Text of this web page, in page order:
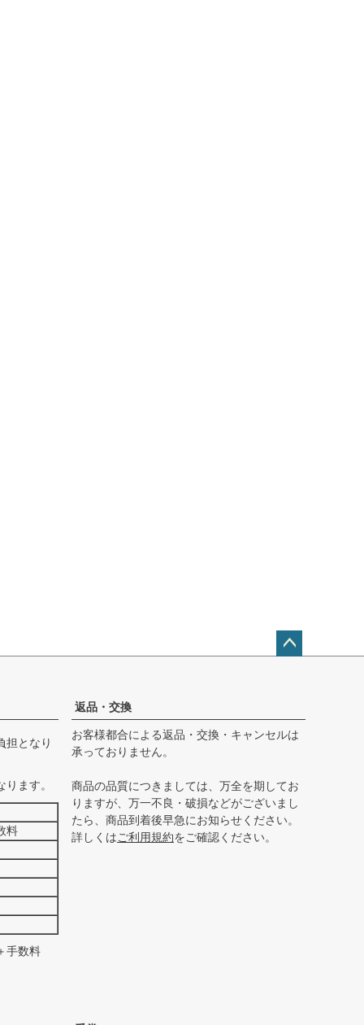
へ
担となり
ます。
料
手数料
返品・交換
お客様都合による返品・交換・キャンセルは
承っておりません。
商品の品質につきましては、万全を期してお
りますが、万一不良・破損などがございまし
たら、商品到着後早急にお知らせください。
詳しくはご利用規約をご確認ください。